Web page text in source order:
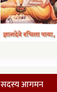
सदस्य आगमन